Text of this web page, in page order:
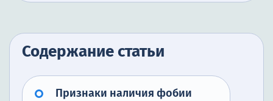
Содержание статьи
Признаки наличия фобии